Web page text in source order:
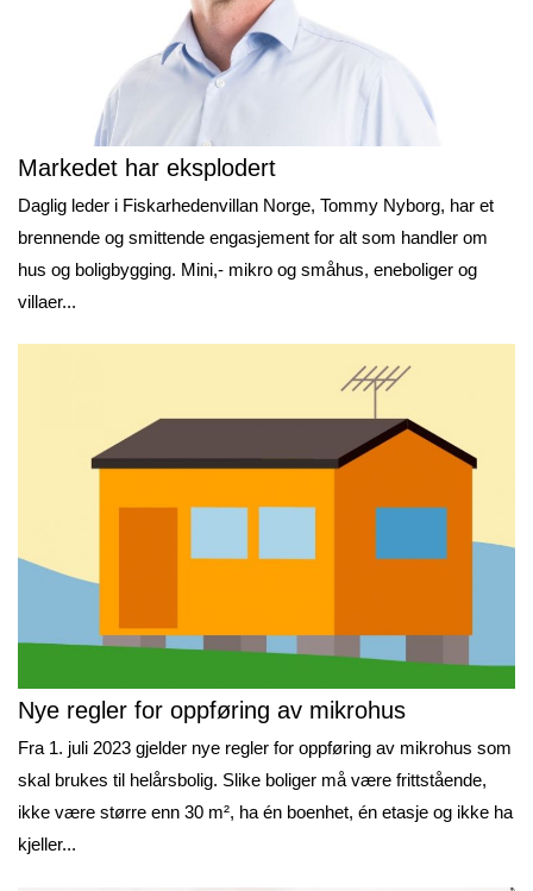
Markedet har eksplodert
Daglig leder i Fiskarhedenvillan Norge, Tommy Nyborg, har et
brennende og smittende engasjement for alt som handler om
hus og boligbygging. Mini,- mikro og småhus, eneboliger og
villaer...
Nye regler for oppføring av mikrohus
Fra 1. juli 2023 gjelder nye regler for oppføring av mikrohus som
skal brukes til helårsbolig. Slike boliger må være frittstående,
ikke være større enn 30 m², ha én boenhet, én etasje og ikke ha
kjeller...